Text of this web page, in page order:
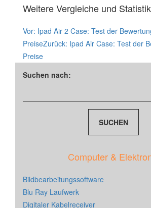
Weitere Vergleiche und
Vor: Ipad Air 2 Case: Test der
PreiseZurück: Ipad Air Case: Test der
Preise
Suchen nach:
Computer &
Bildbearbeitungssoftware
Blu Ray Laufwerk
Digitaler Kabelreceiver